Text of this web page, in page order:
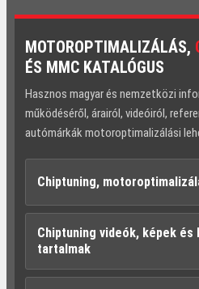
MOTOROPTIMALIZÁLÁS,
ÉS MMC KATALÓGUS
Hasznos magyar és nemzetközi
működéséről, árairól, videóiról,
autómárkák motoroptimalizálási
Chiptuning,
Chiptuning videók, képek
tartalmak